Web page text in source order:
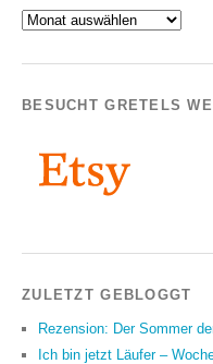
Archiv
BESUCHT GRETELS
ZULETZT GEBLOGGT
Rezension: Der Sommer
Ich bin jetzt Läufer –